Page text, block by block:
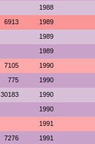
1988
6913 1989
1989
1989
7105 1990
775 1990
30183 1990
1990
1991
7276 1991